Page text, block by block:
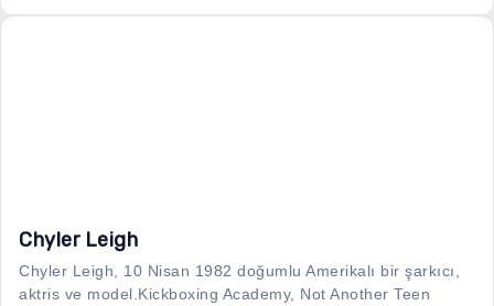
Chyler Leigh
Chyler Leigh, 10 Nisan 1982 doğumlu Amerikalı bir şarkıcı,
aktris ve model.Kickboxing Academy, Not Another Teen